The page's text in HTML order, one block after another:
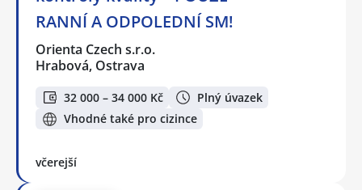
RANNÍ A ODPOLEDNÍ SM!
Orienta Czech s.r.o.
Hrabová, Ostrava
32 000 – 34 000 Kč
Plný úvazek
Vhodné také pro cizince
včerejší